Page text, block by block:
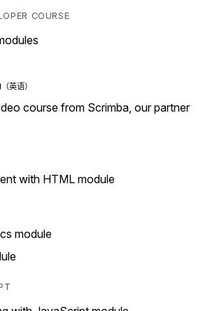
COURSE
course from Scrimba, our partner
with HTML module
module